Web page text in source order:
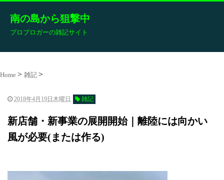
南の島から狙撃中
プロブロガーの雑記サイト
Home 雑記
2018年4月19日木曜日 雑記
新店舗・新事業の展開開始｜離陸には向かい
風が必要(または作る)